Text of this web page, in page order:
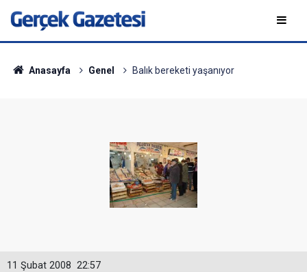
Anasayfa Genel Balık bereketi yaşanıyor
22:57
11 Şubat 2008